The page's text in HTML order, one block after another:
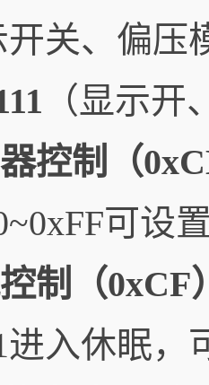
关、偏压
（显示
控制（
可设
制（0xCF
进入休眠，